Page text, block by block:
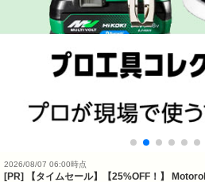
2026/08/07 06:00時点
[PR] 【タイムセール】【25%OFF！】